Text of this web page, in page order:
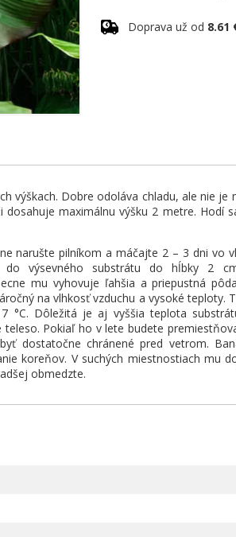
Doprava už od 8.61
výškach. Dobre odoláva chladu, ale nie
maximálnu výšku 2 metre. Hodí
narušte pilníkom a máčajte 2 – 3 dni vo
do výsevného substrátu do hĺbky 2
mu vyhovuje ľahšia a priepustná
na vlhkosť vzduchu a vysoké
°C. Dôležitá je aj vyššia teplota
Pokiaľ ho v lete budete
dostatočne chránené pred vetrom.
koreňov. V suchých miestnostiach mu
obmedzte.